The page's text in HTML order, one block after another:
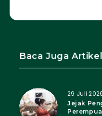
Baca Juga
29 Juli
Jejak